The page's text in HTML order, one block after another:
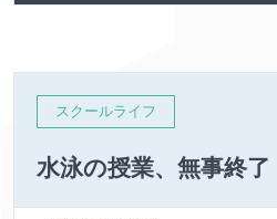
スクールライフ
水泳の授業、無事終了